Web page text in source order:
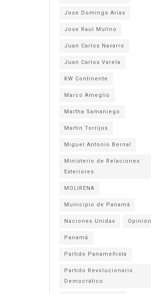
Jose Domingo Arias
Jose Raul Mulino
Juan Carlos Navarro
Juan Carlos Varela
KW Continente
Marco Ameglio
Martha Samaniego
Martin Torrijos
Miguel Antonio Bernal
Ministerio de Relaciones
Exteriores
MOLIRENA
Municipio de Panamá
Naciones Unidas Opinión
Panamá
Partido Panameñista
Partido Revolucionario
Democrático